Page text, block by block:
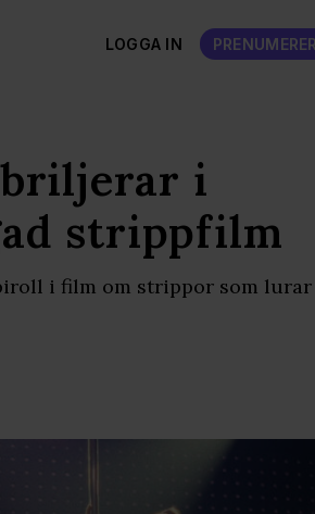
LOGGA IN
briljerar i
strippfilm
i film om strippor som lurar